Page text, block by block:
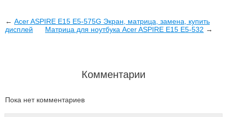
← Acer ASPIRE E15 E5-575G Экран, матрица, замена, купить
дисплей
Матрица для ноутбука Acer ASPIRE E15 E5-532 →
Комментарии
Пока нет комментариев